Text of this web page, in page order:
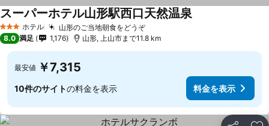
3 ホテルのランク
ホテル 山形のご当地朝食をどうぞ
スーパーホテル山形駅西口天然温泉
8.0 満足 1,176 山形, 上山市まで11.8 km
最安値 ￥7,315
10件のサイトの料金を表示 料金を表示